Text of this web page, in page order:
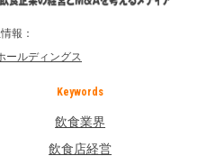
報：
ールディングス
Keywords
飲食業界
飲食店経営